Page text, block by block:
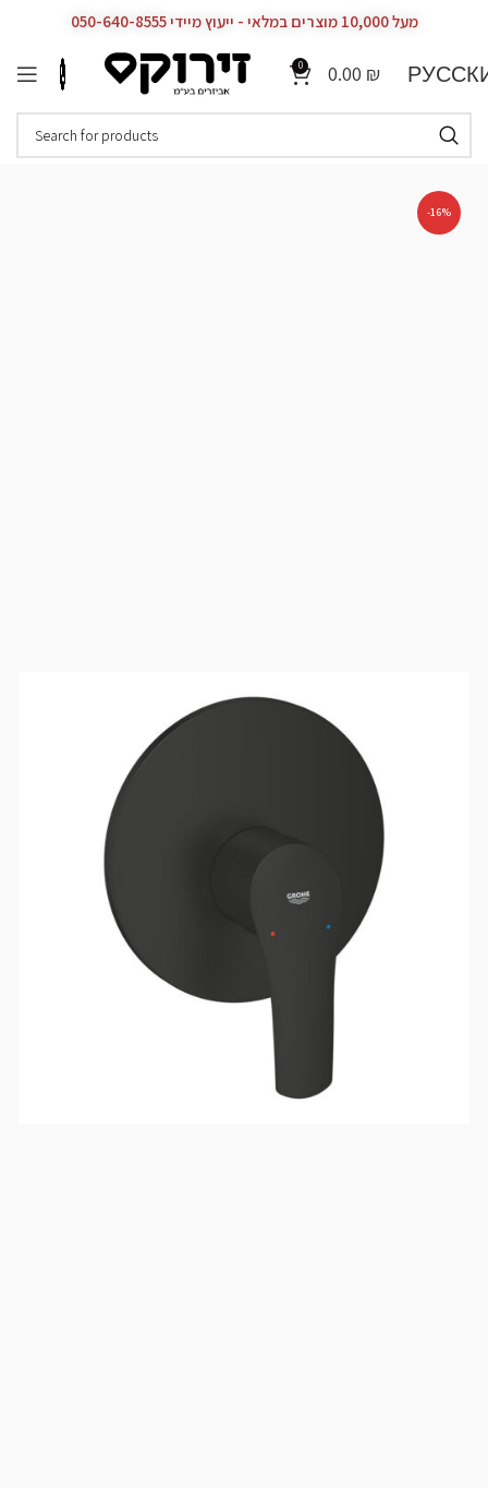
מעל 10,000 מוצרים במלאי - ייעוץ מיידי 050-640-8555
0 0.00 ₪
-16%